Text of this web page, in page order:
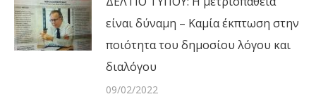
είναι δύναμη – Καμία έκπτωση στην
ποιότητα του δημοσίου λόγου και
διαλόγου
09/02/2022